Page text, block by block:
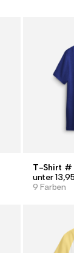
T-Shirt #
unter
9 Farben